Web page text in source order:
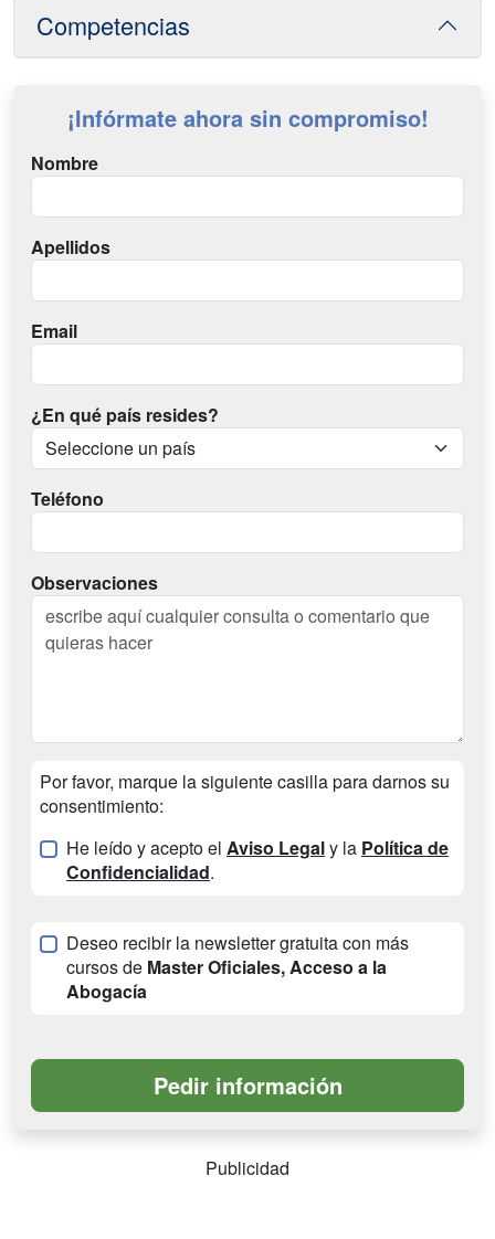
Competencias
¡Infórmate ahora sin compromiso!
Nombre
Apellidos
Email
¿En qué país resides?
Teléfono
Observaciones
Por favor, marque la siguiente casilla para darnos su
consentimiento:
He leído y acepto el Aviso Legaly la Política de
Confidencialidad.
Deseo recibir la newsletter gratuita con más
cursos de Master Oficiales, Acceso a la
Abogacía
Publicidad